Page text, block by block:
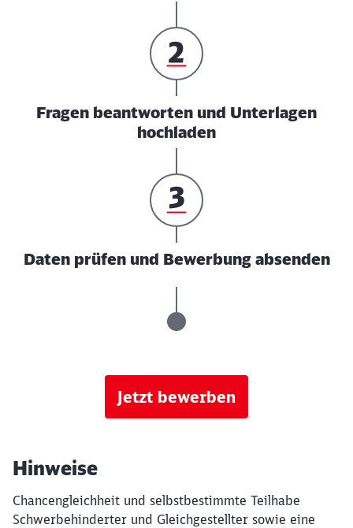
Fragen beantworten und Unterlagen
hochladen
Daten prüfen und Bewerbung absenden
Jetzt bewerben
Hinweise
Chancengleichheit und selbstbestimmte Teilhabe
Schwerbehinderter und Gleichgestellter sowie eine